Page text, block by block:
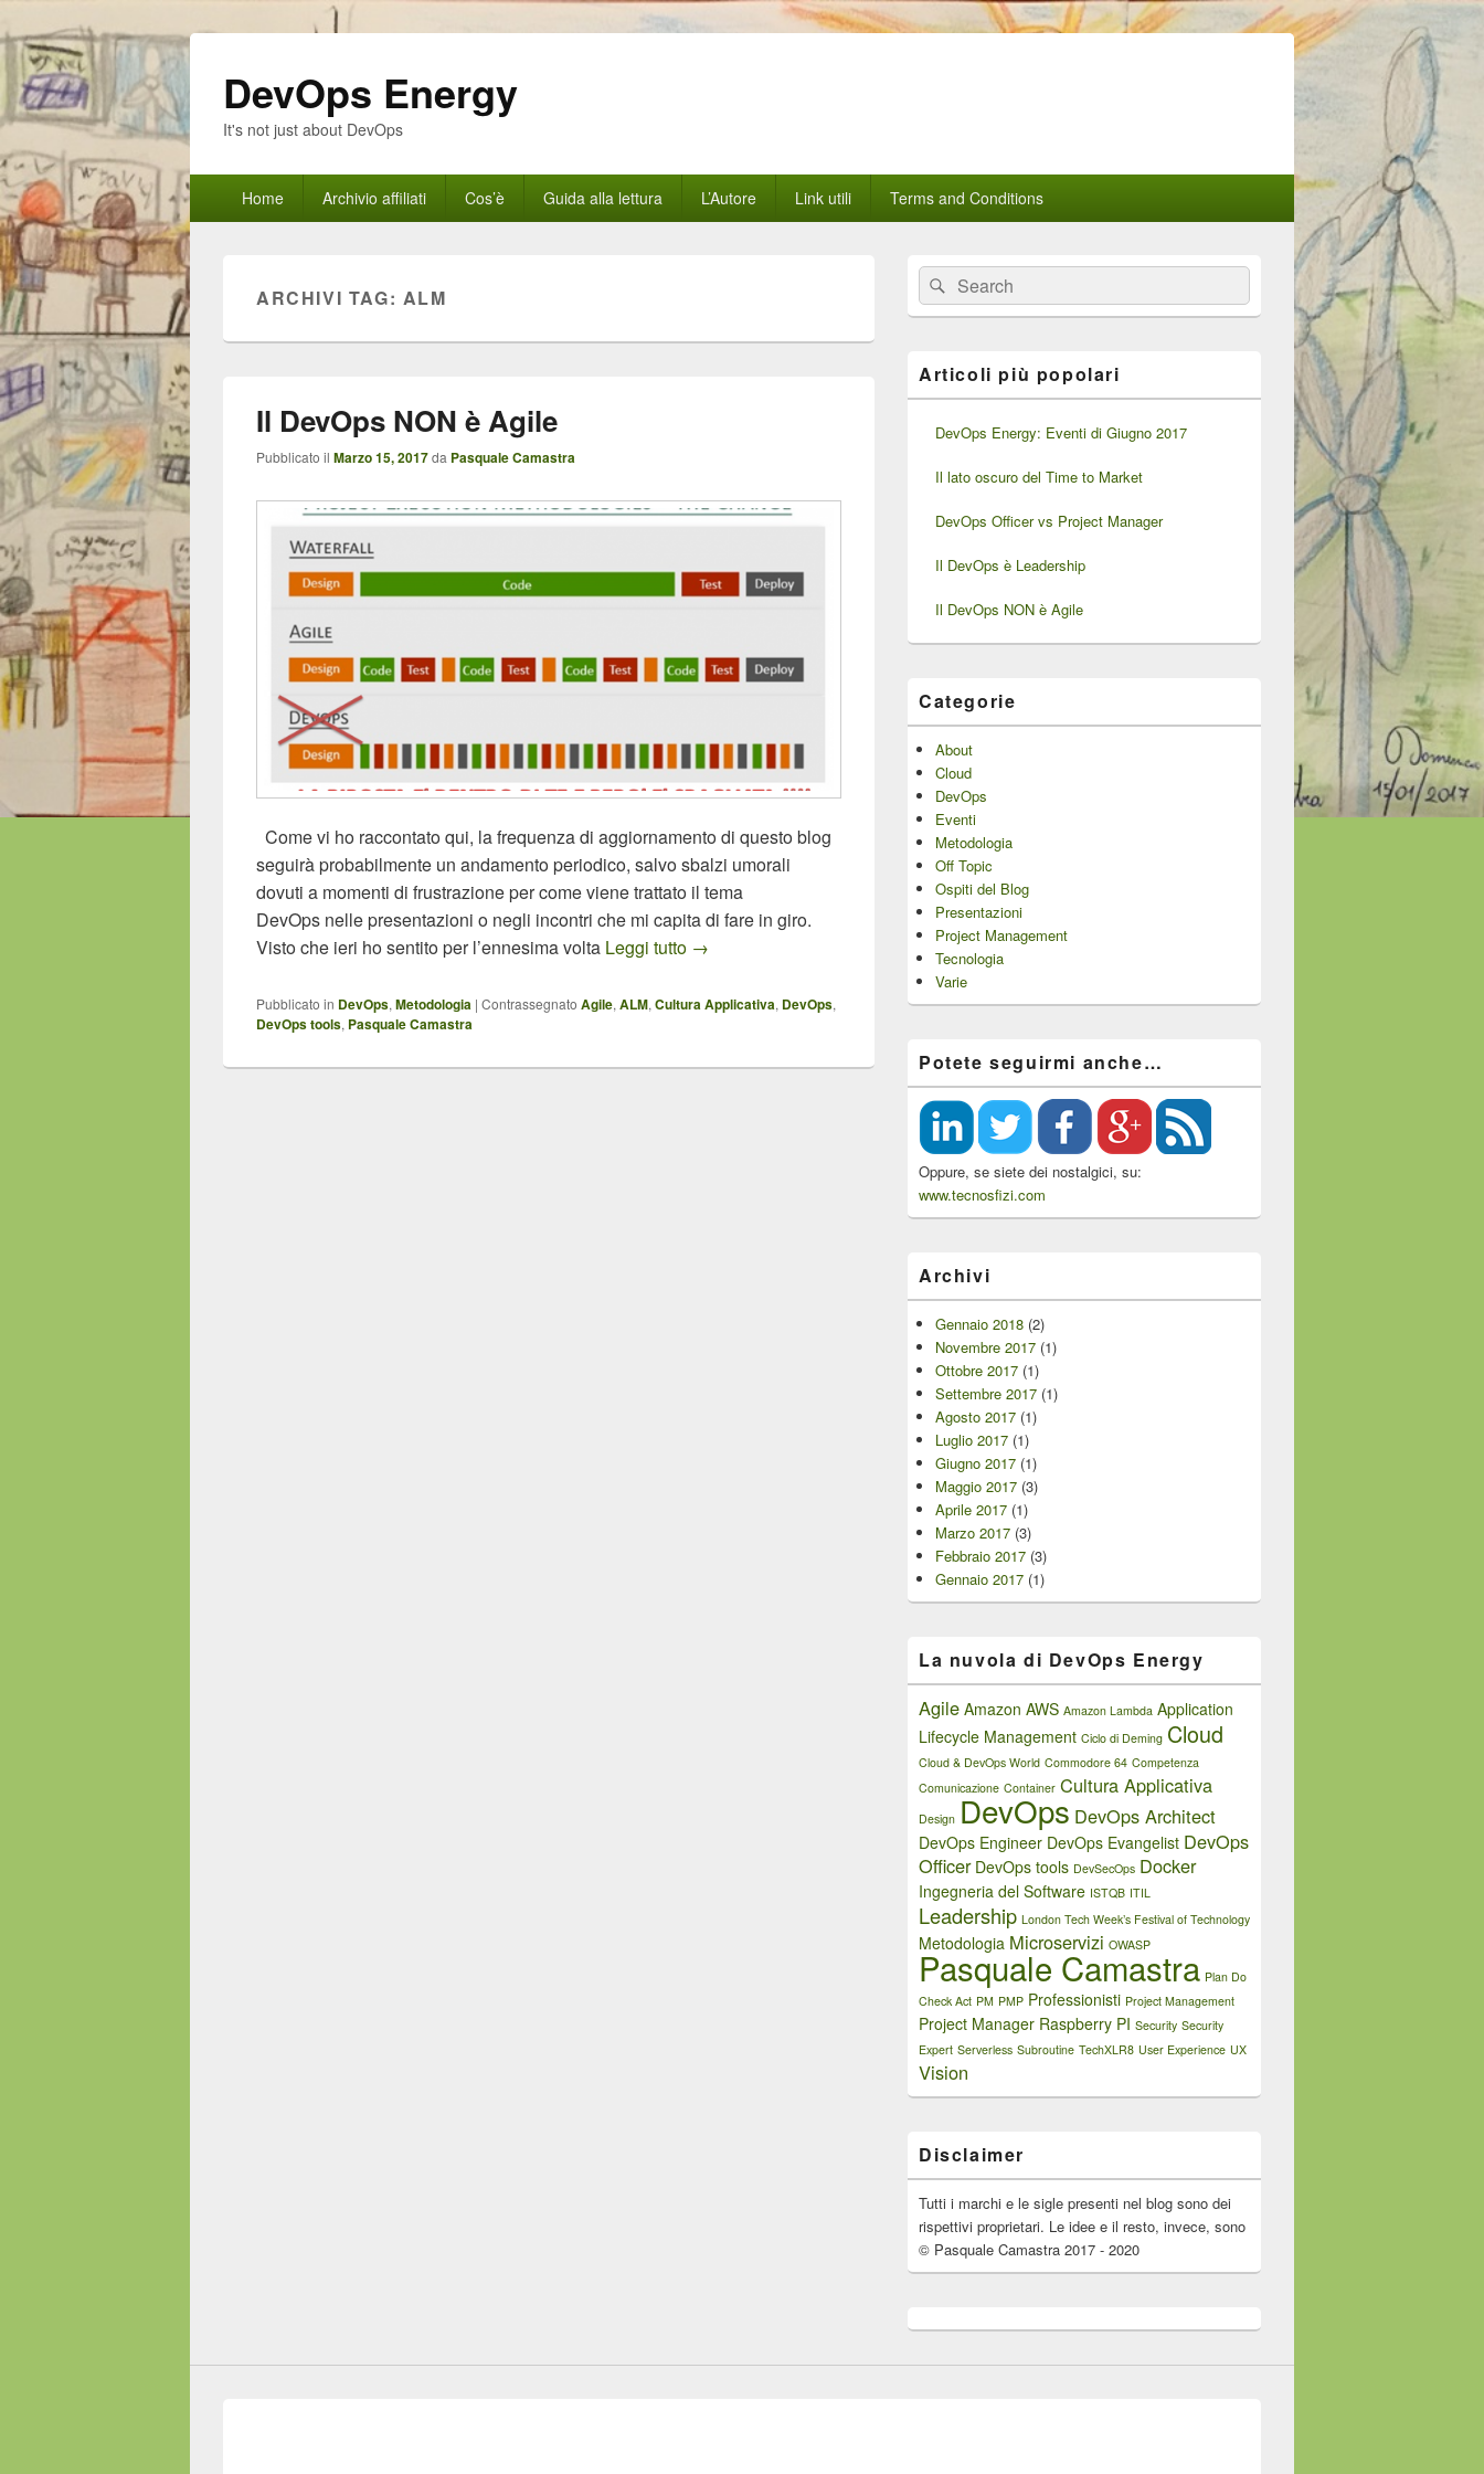
DevOps Energy
It's not just about DevOps
Menu
principaleHome Archivio affiliati Cos’è Guida alla lettura L’Autore Link utili Terms and Conditions
ARCHIVI TAG: ALM
Il DevOps NON è Agile
Pubblicato il Marzo 15, 2017da Pasquale Camastra
Come vi ho raccontato qui, la frequenza di aggiornamento di questo blog
seguirà probabilmente un andamento periodico, salvo sbalzi umorali
dovuti a momenti di frustrazione per come viene trattato il tema
DevOps nelle presentazioni o negli incontri che mi capita di fare in giro.
Visto che ieri ho sentito per l’ennesima volta Leggi tutto Il DevOps NON è Agile
→
Pubblicato in DevOps, Metodologia | Contrassegnato Agile, ALM, Cultura Applicativa, DevOps,
DevOps tools, Pasquale Camastra
Area
widget
barra
laterale
Cerca:Cerca
Articoli più popolari
DevOps Energy: Eventi di Giugno 2017
Il lato oscuro del Time to Market
DevOps Officer vs Project Manager
Il DevOps è Leadership
Il DevOps NON è Agile
Categorie
About
Cloud
DevOps
Eventi
Metodologia
Off Topic
Ospiti del Blog
Presentazioni
Project Management
Tecnologia
Varie
Potete seguirmi anche…
Oppure, se siete dei nostalgici, su:
www.tecnosfizi.com
Archivi
Gennaio 2018 (2)
Novembre 2017 (1)
Ottobre 2017 (1)
Settembre 2017 (1)
Agosto 2017 (1)
Luglio 2017 (1)
Giugno 2017 (1)
Maggio 2017 (3)
Aprile 2017 (1)
Marzo 2017 (3)
Febbraio 2017 (3)
Gennaio 2017 (1)
La nuvola di DevOps Energy
Agile Amazon AWS Amazon Lambda Application
Lifecycle Management Ciclo di Deming Cloud
Cloud & DevOps World Commodore 64 Competenza
Comunicazione Container Cultura Applicativa
Design DevOps DevOps Architect
DevOps Engineer DevOps Evangelist DevOps
Officer DevOps tools DevSecOps Docker
Ingegneria del Software ISTQB ITIL
Leadership London Tech Week’s Festival of Technology
Metodologia Microservizi OWASP
Pasquale Camastra Plan Do
Check Act PM PMP Professionisti Project Management
Project Manager Raspberry PI Security Security
Expert Serverless Subroutine TechXLR8 User Experience UX
Vision
Disclaimer
Tutti i marchi e le sigle presenti nel blog sono dei
rispettivi proprietari. Le idee e il resto, invece, sono
© Pasquale Camastra 2017 - 2020